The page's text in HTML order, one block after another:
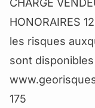
CHARGE
HONORAIRES
les risques
sont
175